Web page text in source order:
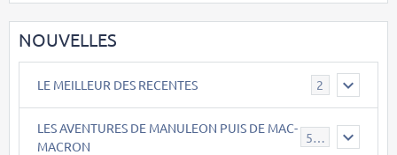
NOUVELLES
LE MEILLEUR DES RECENTES 2
LES AVENTURES DE MANULEON PUIS DE MAC-
MACRON
543